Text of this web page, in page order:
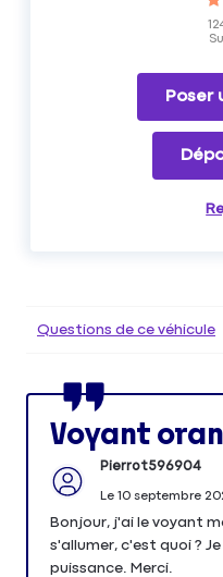
Poser
Questions de ce véhicule
Voyant
Pierrot596904
Le 10 septembre
Bonjour, j'ai le voyant
s'allumer, c'est quoi ?
puissance. Merci.